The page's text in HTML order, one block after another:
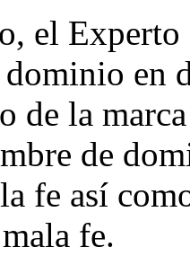
el
en
de la
de
fe así
fe.